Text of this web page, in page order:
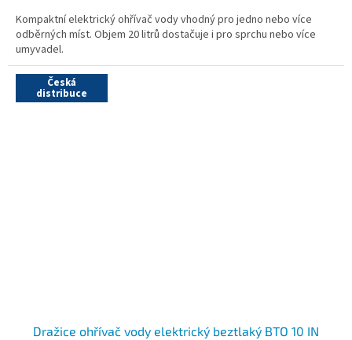
Kompaktní elektrický ohřívač vody vhodný pro jedno nebo více
odběrných míst. Objem 20 litrů dostačuje i pro sprchu nebo více
umyvadel.
Česká
distribuce
Dražice ohřívač vody elektrický beztlaký BTO 10 IN